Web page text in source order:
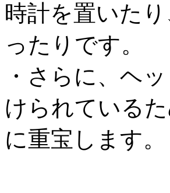
時計を置いた
ったりです。
・さらに、ヘ
けられている
に重宝します。